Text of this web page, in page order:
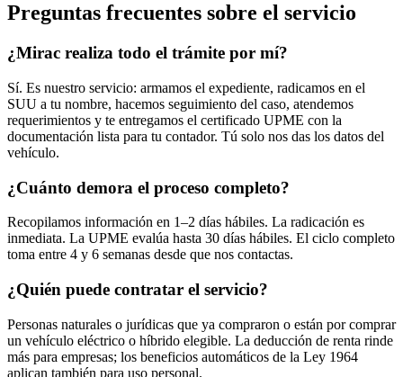
Preguntas frecuentes sobre el servicio
¿Mirac realiza todo el trámite por mí?
Sí. Es nuestro servicio: armamos el expediente, radicamos en el
SUU a tu nombre, hacemos seguimiento del caso, atendemos
requerimientos y te entregamos el certificado UPME con la
documentación lista para tu contador. Tú solo nos das los datos del
vehículo.
¿Cuánto demora el proceso completo?
Recopilamos información en 1–2 días hábiles. La radicación es
inmediata. La UPME evalúa hasta 30 días hábiles. El ciclo completo
toma entre 4 y 6 semanas desde que nos contactas.
¿Quién puede contratar el servicio?
Personas naturales o jurídicas que ya compraron o están por comprar
un vehículo eléctrico o híbrido elegible. La deducción de renta rinde
más para empresas; los beneficios automáticos de la Ley 1964
aplican también para uso personal.